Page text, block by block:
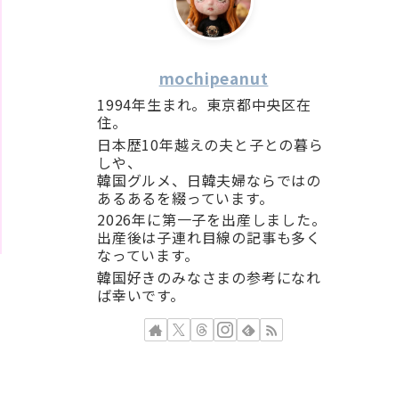
mochipeanut
1994年生まれ。東京都中央区在
住。
日本歴10年越えの夫と子との暮ら
しや、
韓国グルメ、日韓夫婦ならではの
あるあるを綴っています。
2026年に第一子を出産しました。
出産後は子連れ目線の記事も多く
なっています。
韓国好きのみなさまの参考になれ
ば幸いです。